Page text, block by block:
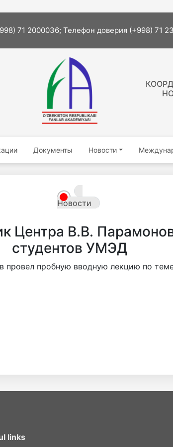
71 2000036; Телефон доверия (+998) 71
Документы Новости
Новости
Центра В.В.
студентов УМЭД
провел пробную вводную лекцию по
links